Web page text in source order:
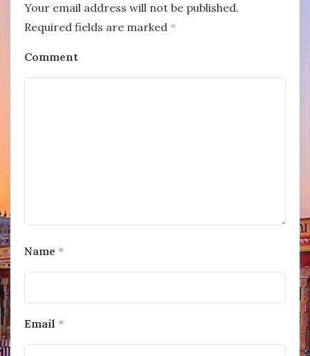
Your email address will not be published.
Required fields are marked *
Comment
Name *
Email *